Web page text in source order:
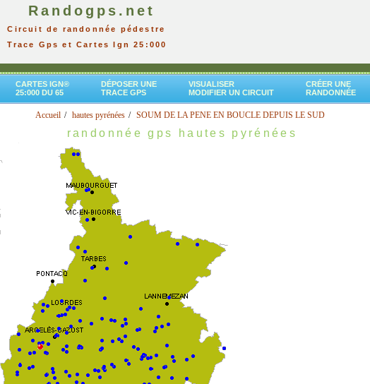
Randogps.net
Circuit de randonnée pédestre
Trace Gps et Cartes Ign 25:000
CARTES IGN®
25:000 DU 65
DÉPOSER UNE
TRACE GPS
VISUALISER
MODIFIER UN CIRCUIT
CRÉER UNE
RANDONNÉE
Accueil hautes pyrénées SOUM DE LA PENE EN BOUCLE DEPUIS LE SUD
randonnée gps hautes pyrénées